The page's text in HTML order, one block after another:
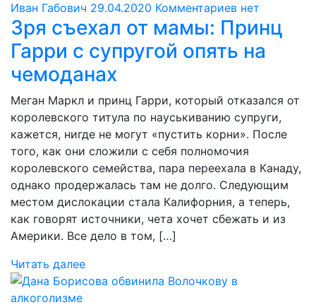
Иван Габович 29.04.2020 Комментариев нет
Зря съехал от мамы: Принц
Гарри с супругой опять на
чемоданах
Меган Маркл и принц Гарри, который отказался от
королевского титула по науськиванию супруги,
кажется, нигде не могут «пустить корни». После
того, как они сложили с себя полномочия
королевского семейства, пара переехала в Канаду,
однако продержалась там не долго. Следующим
местом дислокации стала Калифорния, а теперь,
как говорят источники, чета хочет сбежать и из
Америки. Все дело в том, […]
Читать далее